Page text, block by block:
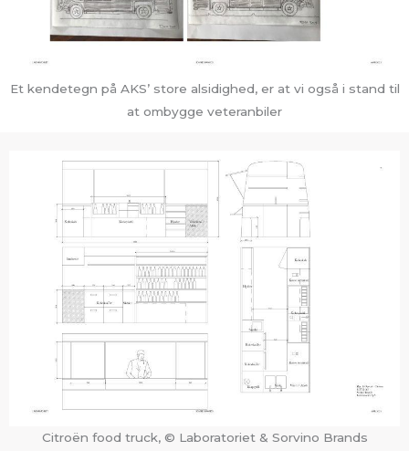
Et kendetegn på AKS’ store alsidighed, er at vi også i stand til
at ombygge veteranbiler
Citroën food truck, © Laboratoriet & Sorvino Brands